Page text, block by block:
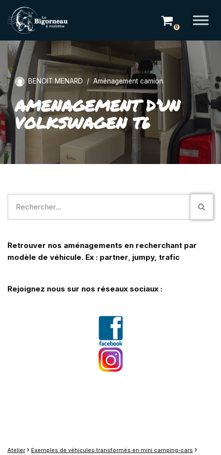
Aller
au
contenu
0
BENOIT MENARD Aménagement camion
AMENAGEMENT D’UN
VOLKSWAGEN T6
Retrouver nos aménagements en recherchant par
modèle de véhicule. Ex : partner, jumpy, trafic
Rejoignez nous sur nos réseaux sociaux :
Atelier › Exemples de véhicules transformés en mini camping-cars ›